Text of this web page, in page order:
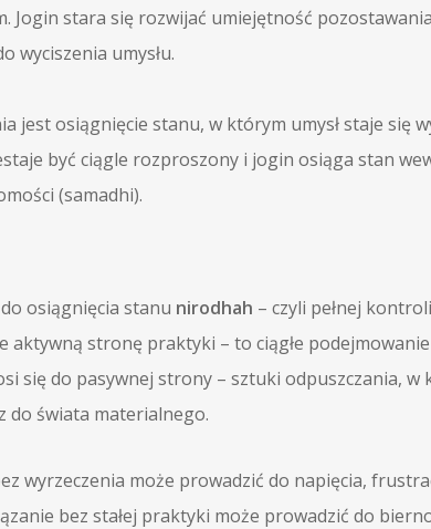
Jogin stara się rozwijać umiejętność
wyciszenia umysłu.
jest osiągnięcie stanu, w którym umysł staje się
być ciągle rozproszony i jogin osiąga stan
(samadhi).
osiągnięcia stanu nirodhah – czyli pełnej
aktywną stronę praktyki – to ciągłe
się do pasywnej strony – sztuki odpuszczania,
do świata materialnego.
wyrzeczenia może prowadzić do napięcia,
bez stałej praktyki może prowadzić do